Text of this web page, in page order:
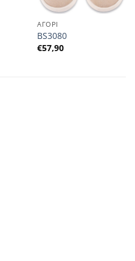
ΑΓΟΡΙ
BS3080
€57,90